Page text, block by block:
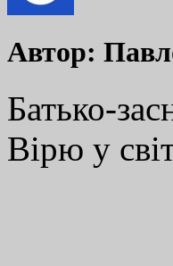
Автор:
Батько-
Вірю у